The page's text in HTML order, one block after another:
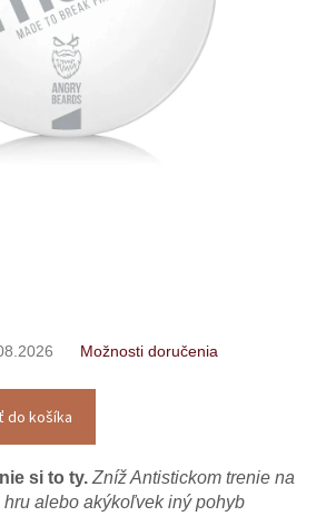
Možnosti doručenia
do košíka
si to ty. Zníž Antistickom trenie na
alebo akýkoľvek iný pohyb